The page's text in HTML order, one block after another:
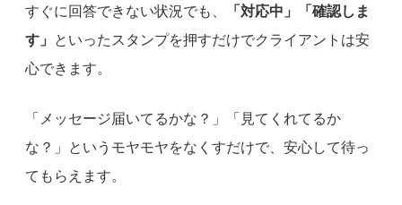
すぐに回答できない状況でも、
「対応中」「確認しま
す」
といったスタンプを押すだけでクライアントは安
心できます。
「メッセージ届いてるかな？」「見てくれてるか
な？」というモヤモヤをなくすだけで、安心して待っ
てもらえます。